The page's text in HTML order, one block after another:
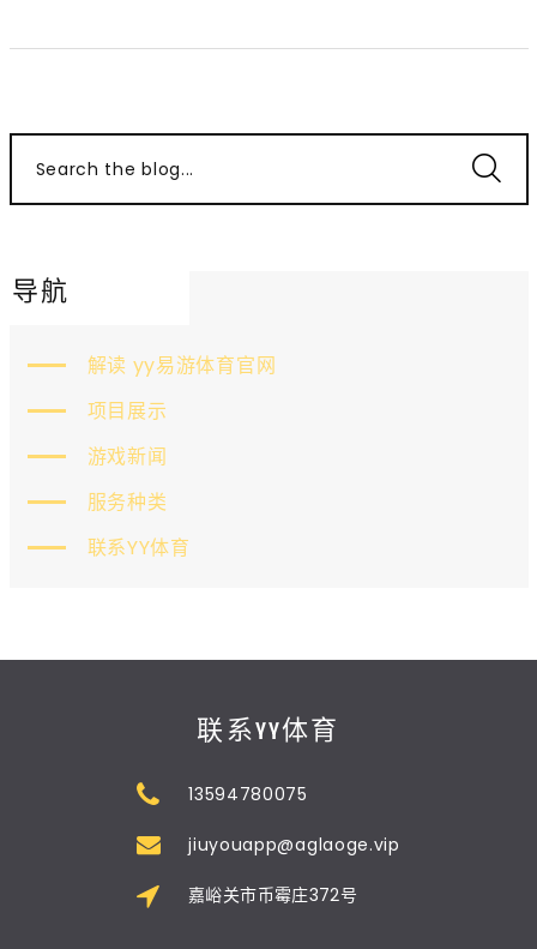
Search the blog...
导航
解读 yy易游体育官网
项目展示
游戏新闻
服务种类
联系YY体育
联系YY体育
13594780075
jiuyouapp@aglaoge.vip
嘉峪关市币霉庄372号